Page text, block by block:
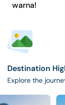
warna!
Destination
Explore the